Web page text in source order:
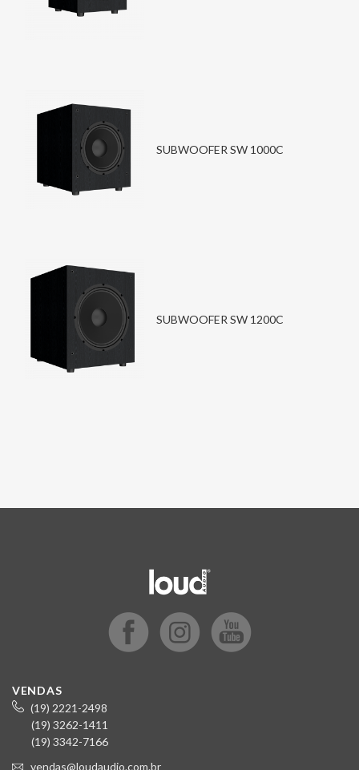
SUBWOOFER SW 1000C
SUBWOOFER SW 1200C
VENDAS
(19) 2221-2498
(19) 3262-1411
(19) 3342-7166
vendas@loudaudio.com.br